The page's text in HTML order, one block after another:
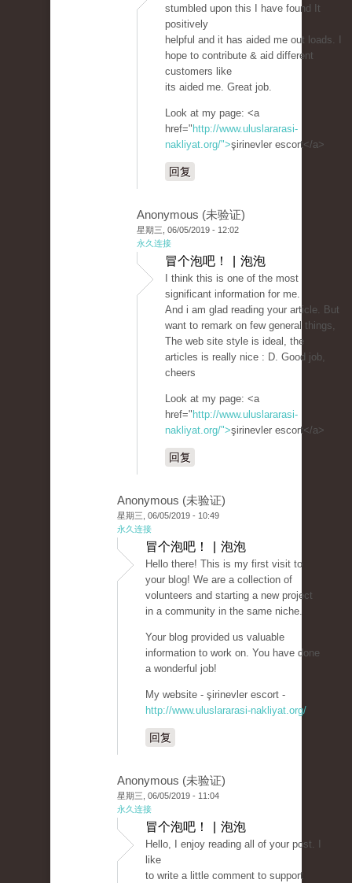
stumbled upon this I have found It
positively
helpful and it has aided me out loads. I
hope to contribute & aid different
customers like
its aided me. Great job.
Look at my page: <a
href=" http://www.uluslararasi-
nakliyat.org/">şirinevler escort</a>
回复
Anonymous (未验证)
星期三, 06/05/2019 - 12:02
永久连接
冒个泡吧！ | 泡泡
I think this is one of the most
significant information for me.
And i am glad reading your article. But
want to remark on few general things,
The web site style is ideal, the
articles is really nice : D. Good job,
cheers
Look at my page: <a
href=" http://www.uluslararasi-
nakliyat.org/">şirinevler escort</a>
回复
Anonymous (未验证)
星期三, 06/05/2019 - 10:49
永久连接
冒个泡吧！ | 泡泡
Hello there! This is my first visit to
your blog! We are a collection of
volunteers and starting a new project
in a community in the same niche.
Your blog provided us valuable
information to work on. You have done
a wonderful job!
My website - şirinevler escort -
http://www.uluslararasi-nakliyat.org/
回复
Anonymous (未验证)
星期三, 06/05/2019 - 11:04
永久连接
冒个泡吧！ | 泡泡
Hello, I enjoy reading all of your post. I
like
to write a little comment to support